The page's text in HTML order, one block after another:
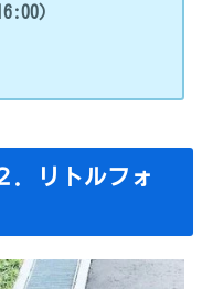
）
．リトルフォ